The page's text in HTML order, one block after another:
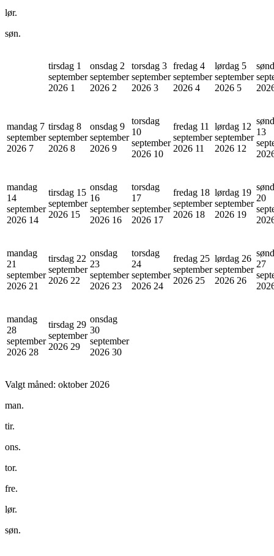
lør.
søn.
tirsdag 1
september
2026 1
onsdag 2
september
2026 2
torsdag 3
september
2026 3
fredag 4
september
2026 4
lørdag 5
september
2026 5
mandag 7
september
2026 7
tirsdag 8
september
2026 8
onsdag 9
september
2026 9
torsdag
10
september
2026 10
fredag 11
september
2026 11
lørdag 12
september
2026 12
13
mandag
14
september
2026 14
tirsdag 15
september
2026 15
onsdag
16
september
2026 16
torsdag
17
september
2026 17
fredag 18
september
2026 18
lørdag 19
september
2026 19
20
mandag
21
september
2026 21
tirsdag 22
september
2026 22
onsdag
23
september
2026 23
torsdag
24
september
2026 24
fredag 25
september
2026 25
lørdag 26
september
2026 26
27
mandag
28
september
2026 28
tirsdag 29
september
2026 29
onsdag
30
september
2026 30
Valgt måned: oktober 2026
man.
tir.
ons.
tor.
fre.
lør.
søn.